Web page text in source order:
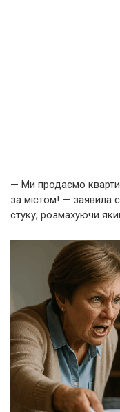
— Ми продаємо
за містом! — заявила
стуку, розмахуючи